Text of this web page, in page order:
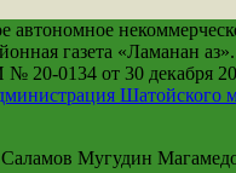
автономное
газета «Ламанан аз».
20-0134 от 30 декабря
Шатойского
Мугудин